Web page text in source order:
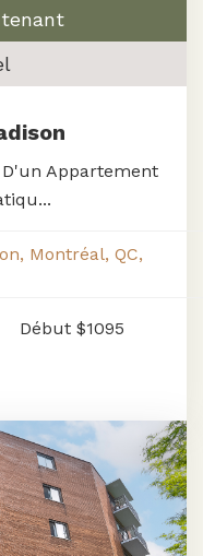
Montréal, QC,
D'un Appartement
Début $1095